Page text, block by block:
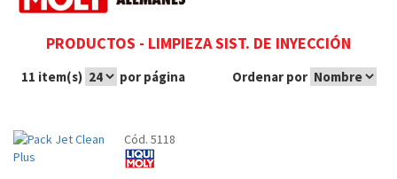
PRODUCTOS - LIMPIEZA SIST. DE INYECCIÓN
11 item(s) por página Ordenar por
Cód. 5118